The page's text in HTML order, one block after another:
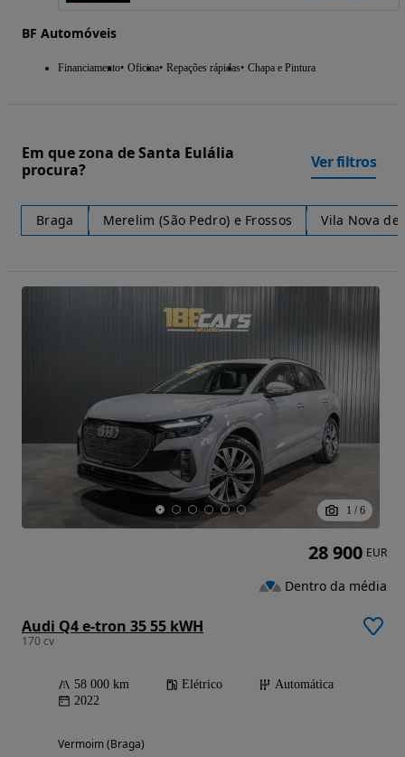
BF Automóveis
Financiamento Oficina Repações rápidas Chapa e Pintura
Em que zona de Santa Eulália
procura?
Ver filtros
Braga Merelim (São Pedro) e Frossos Vila Nova de
1 / 6
Audi Q4 e-tron 35 55 kWH
170 cv
58 000 km Elétrico
Automática
2022
Vermoim (Braga)
28 900 EUR
Dentro da média